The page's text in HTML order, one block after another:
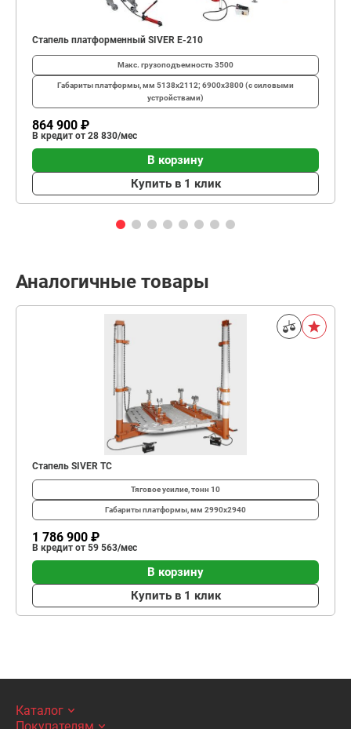
Стапель платформенный SIVER E-210
Макс. грузоподъемность3500
Габариты платформы, мм 5138х2112; 6900х3800 (с силовыми
устройствами)
864 900 ₽
В кредит от 28 830/мес
В корзину
Купить в 1 клик
Аналогичные товары
Стапель SIVER TC
Тяговое усилие, тонн 10
Габариты платформы, мм 2990х2940
1 786 900 ₽
В кредит от 59 563/мес
В корзину
Купить в 1 клик
Каталог
Покупателям